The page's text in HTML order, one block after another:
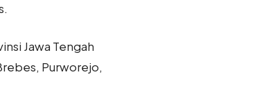
Jawa Tengah
Purworejo,